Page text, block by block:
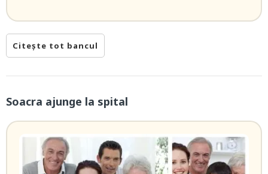
Citește tot bancul
Soacra ajunge la spital